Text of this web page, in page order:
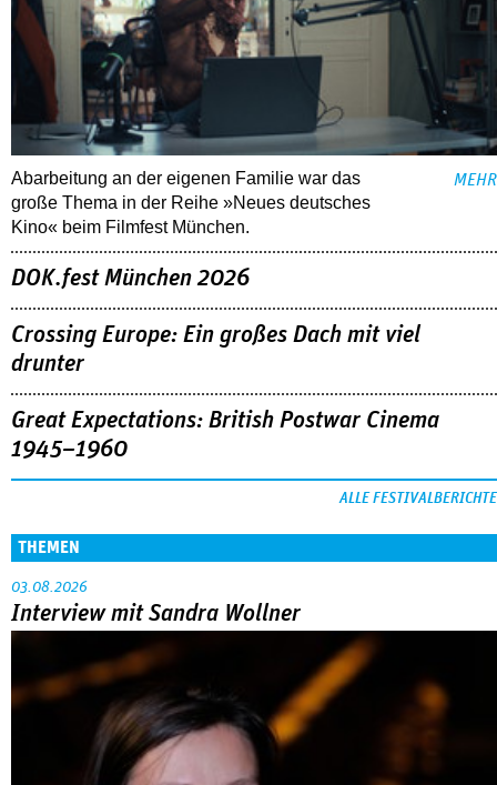
Abarbeitung an der eigenen Familie war das
große Thema in der Reihe »Neues deutsches
Kino« beim Filmfest München.
MEHR
DOK.fest München 2026
Crossing Europe: Ein großes Dach mit viel
drunter
Great Expectations: British Postwar Cinema
1945–1960
ALLE FESTIVALBERICHTE
THEMEN
03.08.2026
Interview mit Sandra Wollner